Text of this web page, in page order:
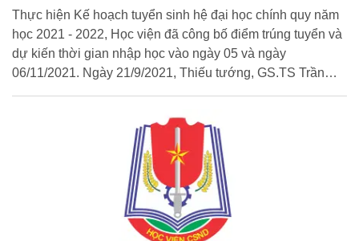
Thực hiện Kế hoạch tuyển sinh hệ đại học chính quy năm
học 2021 - 2022, Học viện đã công bố điểm trúng tuyển và
dự kiến thời gian nhập học vào ngày 05 và ngày
06/11/2021. Ngày 21/9/2021, Thiếu tướng, GS.TS Trần
Ban Biên tập Cổng Thông tin điện tử Học viện xin trân
trọng giới thiệu toàn văn Thư chúc mừng của đồng chí